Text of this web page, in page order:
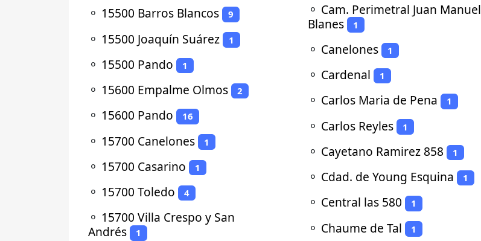
⚬ 15500 Barros Blancos 9
⚬ 15500 Joaquín Suárez 1
⚬ 15500 Pando 1
⚬ 15600 Empalme Olmos 2
⚬ 15600 Pando 16
⚬ 15700 Canelones 1
⚬ 15700 Casarino 1
⚬ 15700 Toledo 4
⚬ 15700 Villa Crespo y San
Andrés
1
⚬ Cam. Perimetral Juan Manuel
Blanes
1
⚬ Canelones 1
⚬ Cardenal 1
⚬ Carlos Maria de Pena 1
⚬ Carlos Reyles 1
⚬ Cayetano Ramirez 858 1
⚬ Cdad. de Young Esquina 1
⚬ Central las 580 1
⚬ Chaume de Tal 1